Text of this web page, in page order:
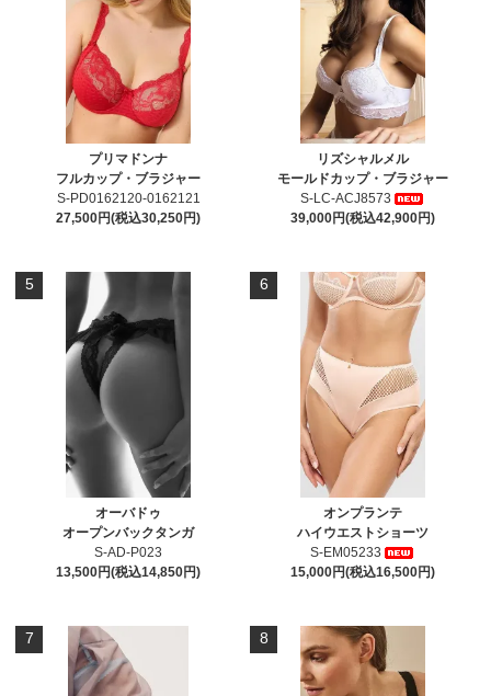
プリマドンナ
フルカップ・ブラジャー
S-PD0162120-0162121
27,500円(税込30,250円)
リズシャルメル
モールドカップ・ブラジャー
S-LC-ACJ8573
39,000円(税込42,900円)
5
オーバドゥ
オープンバックタンガ
S-AD-P023
13,500円(税込14,850円)
6
オンプランテ
ハイウエストショーツ
S-EM05233
15,000円(税込16,500円)
7 8